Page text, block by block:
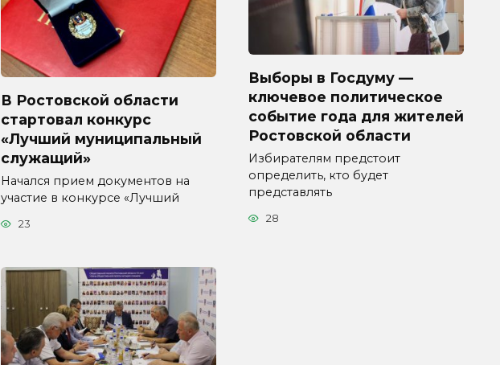
В Ростовской области
стартовал конкурс
«Лучший муниципальный
служащий»
Начался прием документов на
участие в конкурсе «Лучший
23
Выборы в Госдуму —
ключевое политическое
событие года для жителей
Ростовской области
Избирателям предстоит
определить, кто будет
представлять
28